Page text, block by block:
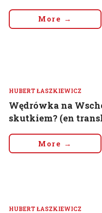
More →
HUBERT ŁASZKIEWICZ
Wędrówka na
skutkiem? (en
More →
HUBERT ŁASZKIEWICZ